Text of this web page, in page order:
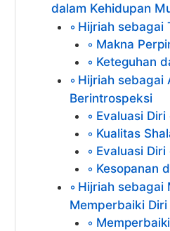
dalam Kehidupan
Hijriah sebagai
Makna
Keteguhan
Hijriah sebagai
Berintrospeksi
Evaluasi
Kualitas
Evaluasi
Kesopanan
Hijriah sebagai
Memperbaiki Diri